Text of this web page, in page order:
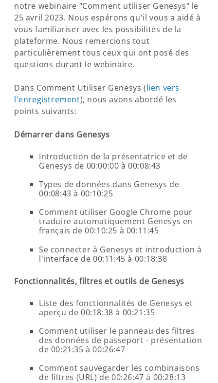
notre webinaire "Comment utiliser Genesys" le
25 avril 2023. Nous espérons qu'il vous a aidé à
vous familiariser avec les possibilités de la
plateforme. Nous remercions tout
particulièrement tous ceux qui ont posé des
questions durant le webinaire.
Dans Comment Utiliser Genesys (lien vers
l'enregistrement), nous avons abordé les
points suivants:
Démarrer dans Genesys
Introduction de la présentatrice et de
Genesys de 00:00:00 à 00:08:43
Types de données dans Genesys de
00:08:43 à 00:10:25
Comment utiliser Google Chrome pour
traduire automatiquement Genesys en
français de 00:10:25 à 00:11:45
Se connecter à Genesys et introduction à
l'interface de 00:11:45 à 00:18:38
Fonctionnalités, filtres et outils de Genesys
Liste des fonctionnalités de Genesys et
aperçu de 00:18:38 à 00:21:35
Comment utiliser le panneau des filtres
des données de passeport - présentation
de 00:21:35 à 00:26:47
Comment sauvegarder les combinaisons
de filtres (URL) de 00:26:47 à 00:28:13